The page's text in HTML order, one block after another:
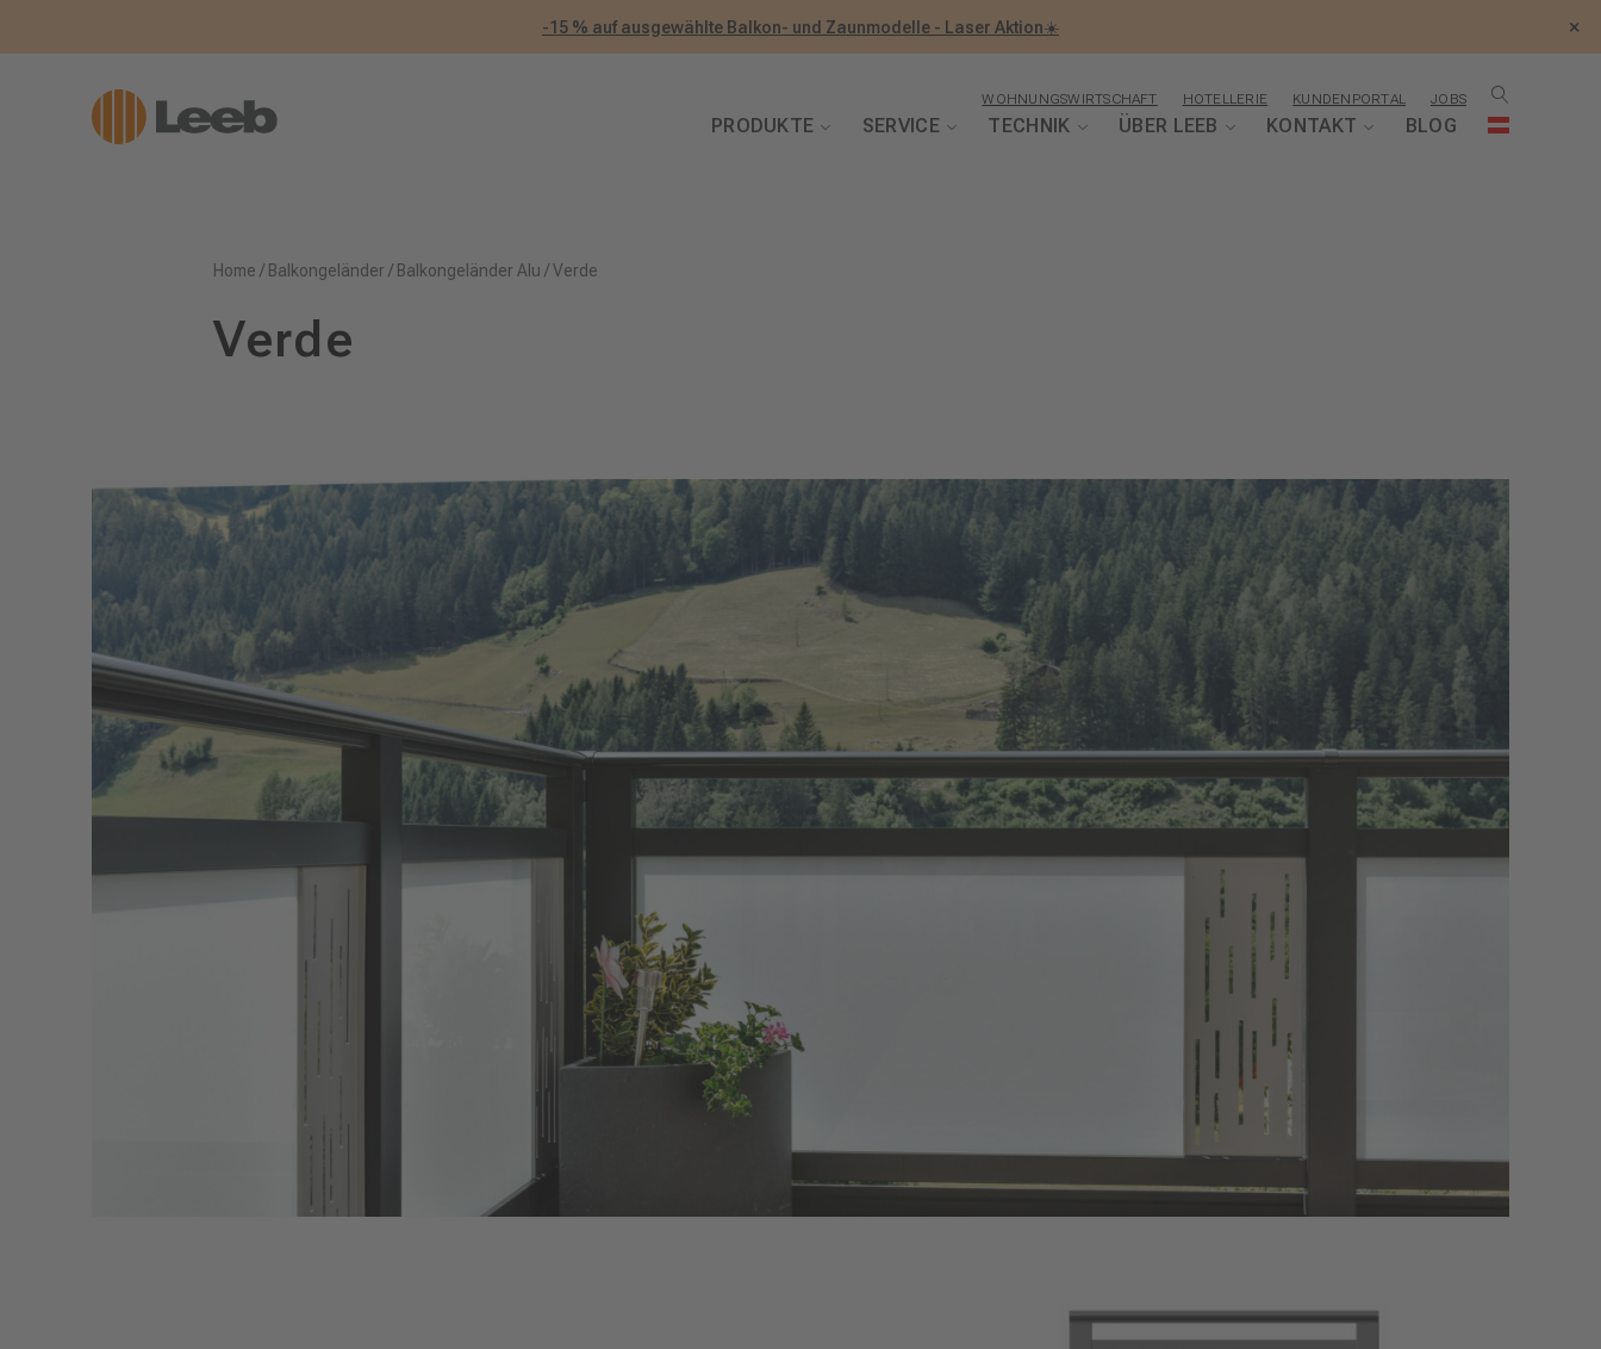
-15 % auf ausgewählte Balkon- und Zaunmodelle - Laser Aktion☀️ ×
WOHNUNGSWIRTSCHAFT HOTELLERIE KUNDENPORTAL JOBS
PRODUKTE SERVICE TECHNIK ÜBER LEEB KONTAKT BLOG
Home / Balkongeländer / Balkongeländer Alu /Verde
Verde